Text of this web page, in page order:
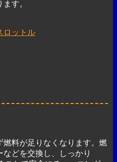
す。
ロットル
料が足りなくなります。燃
どを交換し、しっかり